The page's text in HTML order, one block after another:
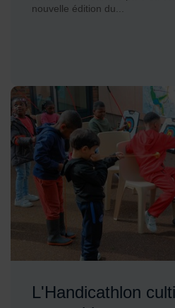
nouvelle édition du...
L'Handicathlon